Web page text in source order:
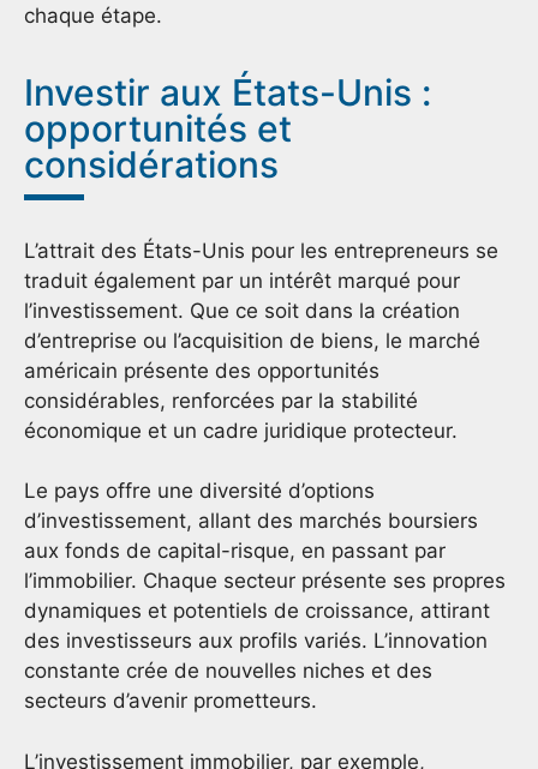
chaque étape.
Investir aux États-Unis :
opportunités et
considérations
L’attrait des États-Unis pour les entrepreneurs se
traduit également par un intérêt marqué pour
l’investissement. Que ce soit dans la création
d’entreprise ou l’acquisition de biens, le marché
américain présente des opportunités
considérables, renforcées par la stabilité
économique et un cadre juridique protecteur.
Le pays offre une diversité d’options
d’investissement, allant des marchés boursiers
aux fonds de capital-risque, en passant par
l’immobilier. Chaque secteur présente ses propres
dynamiques et potentiels de croissance, attirant
des investisseurs aux profils variés. L’innovation
constante crée de nouvelles niches et des
secteurs d’avenir prometteurs.
L’investissement immobilier, par exemple,